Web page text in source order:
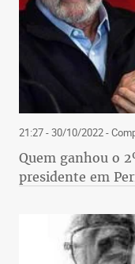
21:27 - 30/10/2022-
Quem ganhou o
presidente em